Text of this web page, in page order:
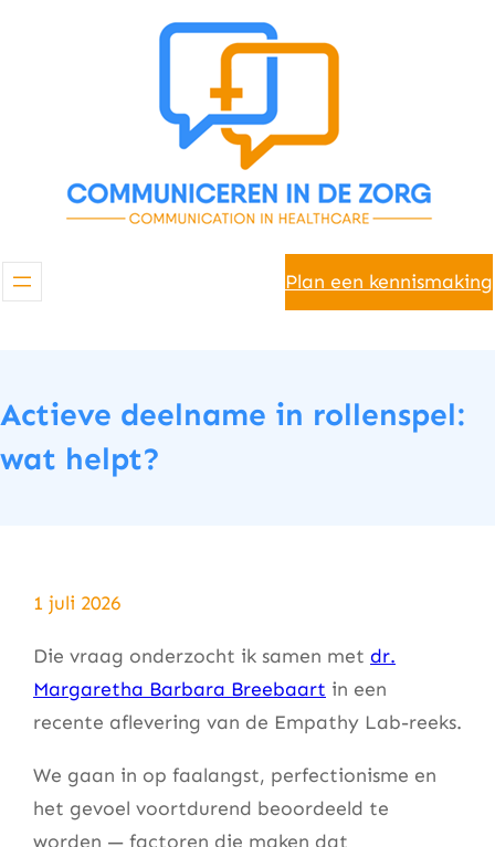
Plan een kennismaking
Actieve deelname in rollenspel:
wat helpt?
1 juli 2026
Die vraag onderzocht ik samen met dr.
Margaretha Barbara Breebaart in een
recente aflevering van de Empathy Lab-reeks.
We gaan in op faalangst, perfectionisme en
het gevoel voortdurend beoordeeld te
worden — factoren die maken dat